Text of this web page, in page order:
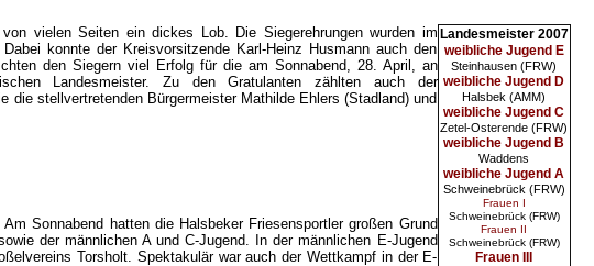
Landesmeister 2007
weibliche Jugend E
Steinhausen (FRW)
weibliche Jugend D
Halsbek (AMM)
weibliche Jugend C
Zetel-Osterende (FRW)
weibliche Jugend B
Waddens
weibliche Jugend A
Schweinebrück (FRW)
Frauen I
Schweinebrück (FRW)
Frauen II
Schweinebrück (FRW)
Frauen III
vielen Seiten ein dickes Lob. Die Siegerehrungen wurden im
konnte der Kreisvorsitzende Karl-Heinz Husmann auch den
den Siegern viel Erfolg für die am Sonnabend, 28. April, an
Landesmeister. Zu den Gratulanten zählten auch der
die stellvertretenden Bürgermeister Mathilde Ehlers (Stadland) und
Sonnabend hatten die Halsbeker Friesensportler großen Grund
der männlichen A und C-Jugend. In der männlichen E-Jugend
Torsholt. Spektakulär war auch der Wettkampf in der E-